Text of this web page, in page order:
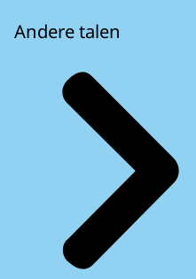
Andere talen